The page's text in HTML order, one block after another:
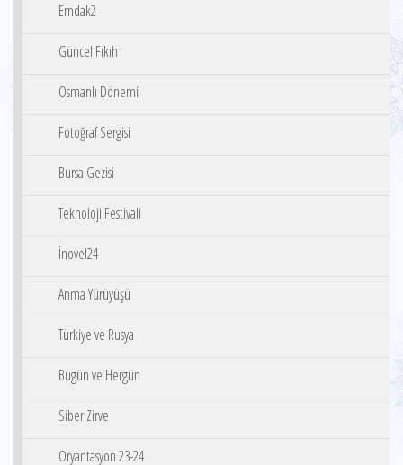
Emdak2
Güncel Fıkıh
Osmanlı Dönemi
Fotoğraf Sergisi
Bursa Gezisi
Teknoloji Festivali
İnovel24
Anma Yürüyüşü
Türkiye ve Rusya
Bugün ve Hergün
Siber Zirve
Oryantasyon 23-24